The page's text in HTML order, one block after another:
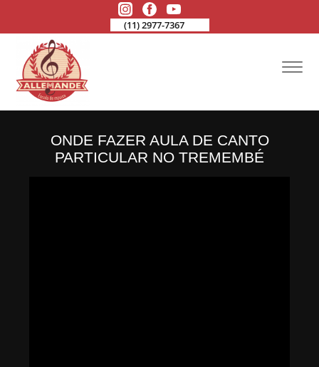
(11) 2977-7367
ONDE FAZER AULA DE CANTO
PARTICULAR NO TREMEMBÉ